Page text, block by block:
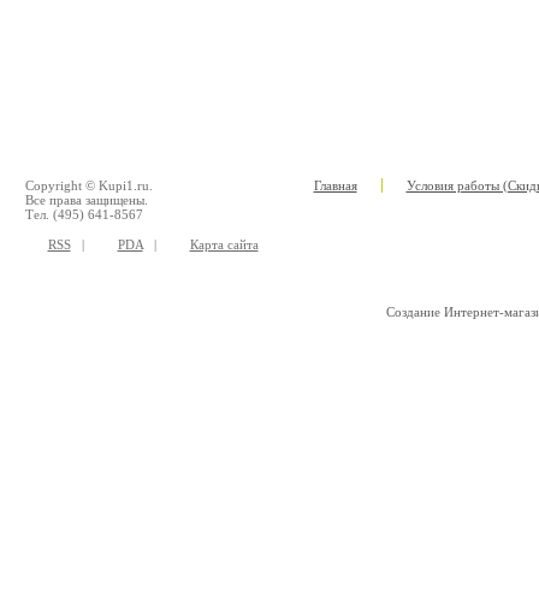
Copyright © Kupi1.ru.
Все права защищены.
Тел. (495) 641-8567
RSS | PDA | Карта сайта
Главная Условия работы
Создание Интернет-